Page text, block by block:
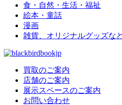
食・自然・生活・福祉
絵本・童話
漫画
雑貨、オリジナルグッズな
買取のご案内
店舗のご案内
展示スペースのご案内
お問い合わせ